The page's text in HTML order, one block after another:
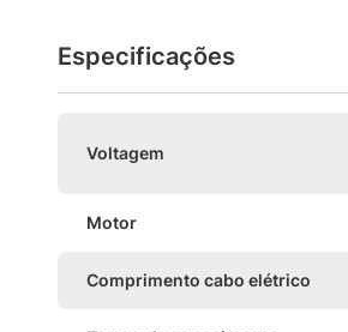
Especificações
Voltagem
Motor
Comprimento cabo elétrico